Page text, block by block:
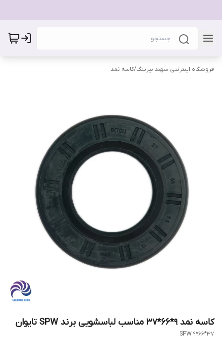
فروشگاه اینترنتی سهند بیرینگ/کاسه نمد
کاسه نمد 9*66*37 مناسب لباسشویی برند SPW تایوان
37*66*9 SPW